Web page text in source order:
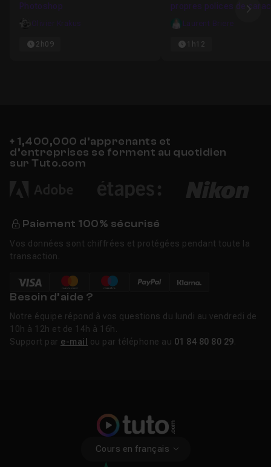
Photoshop
Olivier Krakus
2h09
propres polices de
avec Adobe Illustrator et
Fontself
Laurent Briere
1h12
+ 1,400,000 d’apprenants et
d’entreprises se forment au quotidien
sur Tuto.com
Paiement 100% sécurisé
Vos données sont chiffrées et protégées pendant toute la
transaction.
Besoin d’aide ?
Notre équipe répond à vos questions du lundi au vendredi de
10h à 12h et de 14h à 16h.
Support par e-mail ou par téléphone au 01 84 80 80 29
Cours en français